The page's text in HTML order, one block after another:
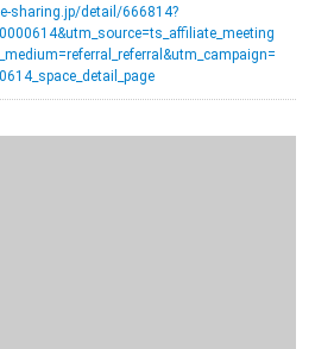
sharing.jp/detail/666814?